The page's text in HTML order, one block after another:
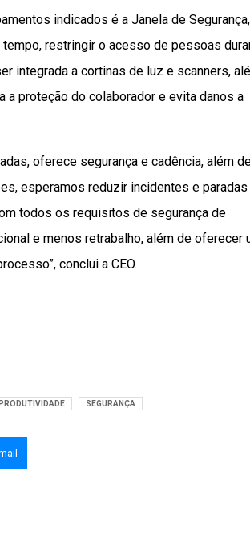
indicados é a Janela de
restringir o acesso de pessoas
integrada a cortinas de luz e scanners,
a proteção do colaborador e evita danos a
oferece segurança e cadência, além
esperamos reduzir incidentes e paradas
todos os requisitos de segurança de
e menos retrabalho, além de oferecer
conclui a CEO.
PRODUTIVIDADE SEGURANÇA